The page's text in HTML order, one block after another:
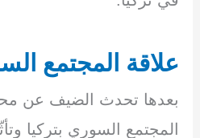
علاقة المجتمع
بعدها تحدث الضيف عن
المجتمع السوري بتركيا